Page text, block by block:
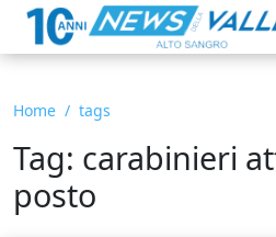
Home tags
Tag: carabinieri
posto